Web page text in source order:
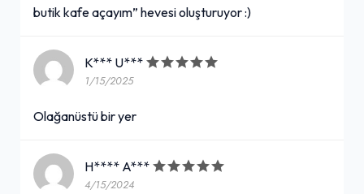
butik kafe açayım” hevesi oluşturuyor :)
K*** U***
1/15/2025
Olağanüstü bir yer
H**** A***
4/15/2024